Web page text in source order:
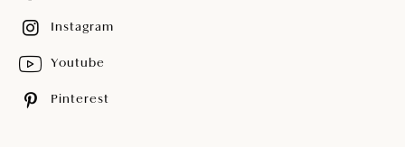
Instagram
Youtube
Pinterest